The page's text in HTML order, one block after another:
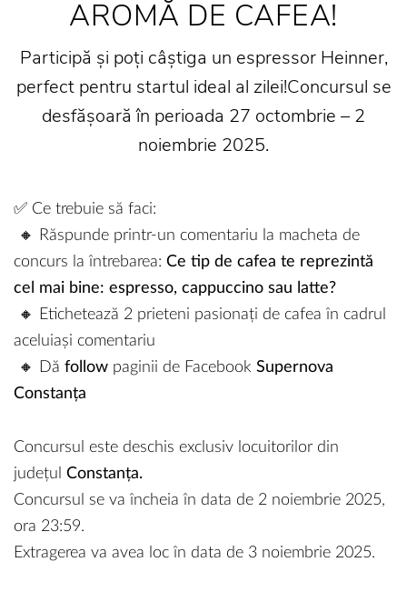
AROMĂ DE CAFEA!
Participă și poți câștiga un espressor Heinner,
perfect pentru startul ideal al zilei!Concursul se
desfășoară în perioada 27 octombrie – 2
noiembrie 2025.
✅ Ce trebuie să faci:
🔸 Răspunde printr-un comentariu la macheta de
concurs la întrebarea: Ce tip de cafea te reprezintă
cel mai bine: espresso, cappuccino sau latte?
🔸 Etichetează 2 prieteni pasionați de cafea în cadrul
aceluiași comentariu
🔸 Dă follow paginii de Facebook Supernova
Constanța
Concursul este deschis exclusiv locuitorilor din
județul Constanța.
Concursul se va încheia în data de 2 noiembrie 2025,
ora 23:59.
Extragerea va avea loc în data de 3 noiembrie 2025.